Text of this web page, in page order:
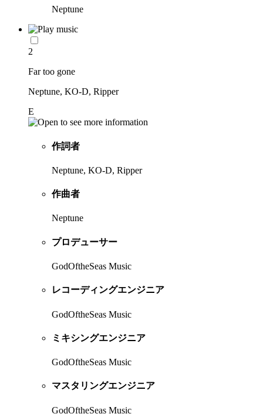
Neptune
2
Far too gone
Neptune, KO-D, Ripper
E
作詞者
Neptune, KO-D, Ripper
作曲者
Neptune
プロデューサー
GodOftheSeas Music
レコーディングエンジニア
GodOftheSeas Music
ミキシングエンジニア
GodOftheSeas Music
マスタリングエンジニア
GodOftheSeas Music